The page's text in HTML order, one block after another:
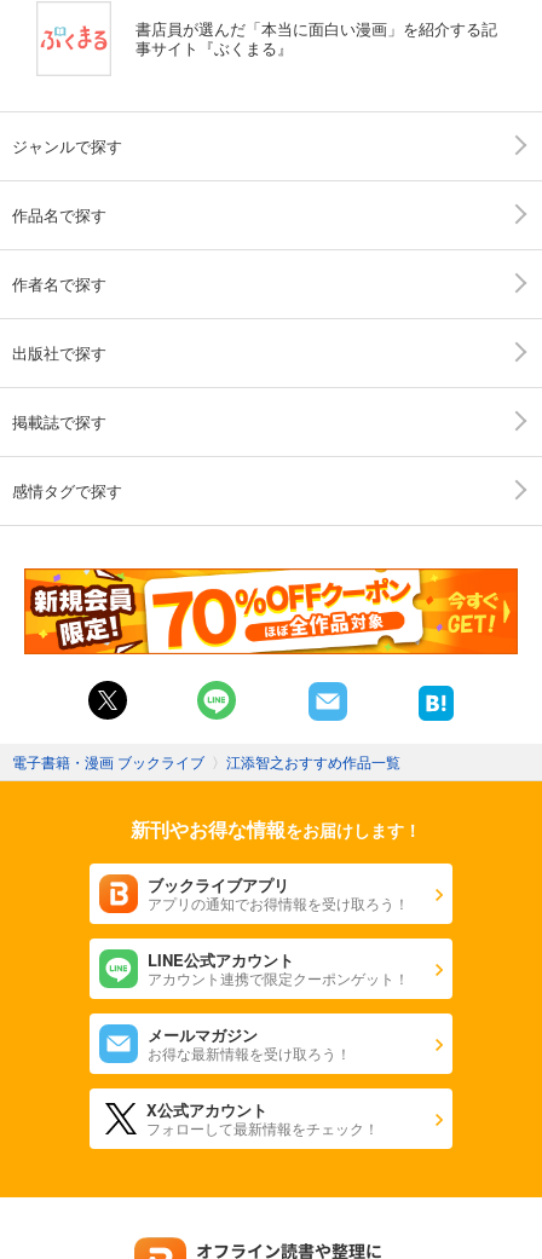
書店員が選んだ「本当に面白い漫画」を紹介する記
事サイト『ぶくまる』
ジャンルで探す
作品名で探す
作者名で探す
出版社で探す
掲載誌で探す
感情タグで探す
電子書籍・漫画 ブックライブ 〉 江添智之おすすめ作品一覧
新刊やお得な情報をお届けします！
ブックライブアプリ
アプリの通知でお得情報を受け取ろう！
LINE公式アカウント
アカウント連携で限定クーポンゲット！
メールマガジン
お得な最新情報を受け取ろう！
X公式アカウント
フォローして最新情報をチェック！